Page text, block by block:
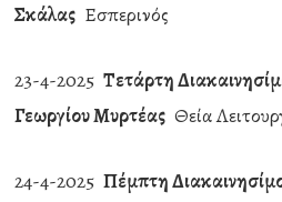
Σκάλας Εσπερινός
23-4-2025Τετάρτη
Γεωργίου Μυρτέας Θεία
24-4-2025Πέμπτη